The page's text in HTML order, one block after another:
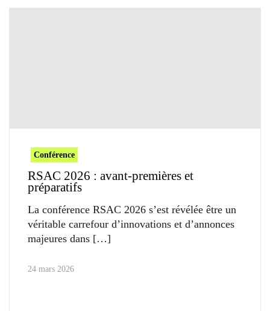
Conférence
RSAC 2026 : avant-premières et
préparatifs
La conférence RSAC 2026 s’est révélée être un
véritable carrefour d’innovations et d’annonces
majeures dans
24 mars 2026